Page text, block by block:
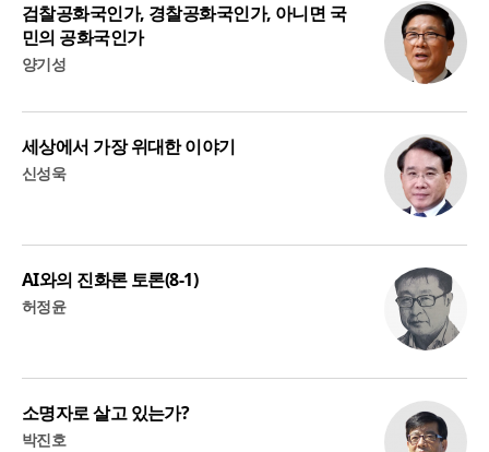
검찰공화국인가, 경찰공화국인가, 아니면 국
민의 공화국인가
양기성
세상에서 가장 위대한 이야기
신성욱
AI와의 진화론 토론(8-1)
허정윤
소명자로 살고 있는가?
박진호